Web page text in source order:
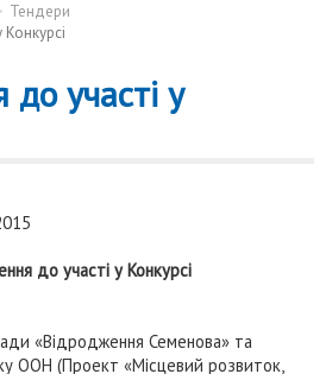
Тендери
участі у
до участі у Конкурсі
«Відродження Семенова» та
ООН (Проект «Місцевий розвиток,